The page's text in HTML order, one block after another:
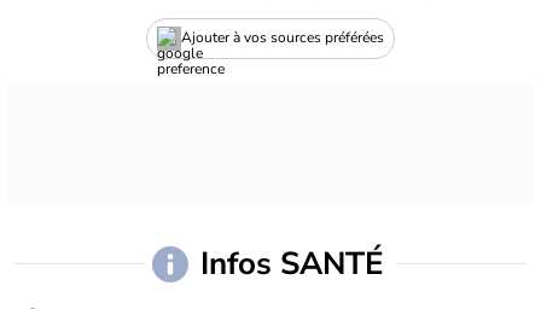
Ajouter à vos sources préférées
Infos SANTÉ